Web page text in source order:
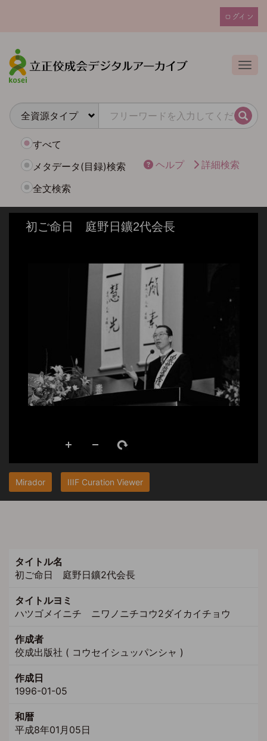
ン
テ
ン
ユ
カ
ウ
ト
ュ
ログイン
検索
すべて
メタデータ(目録)検索
全文検索
ヘルプ 詳細検索
Mirador IIIF Curation Viewer
タイトル名
初ご命日 庭野日鑛2代会長
タイトルヨミ
ハツゴメイニチ ニワノニチコウ2ダイカイチョウ
作成者
佼成出版社 ( コウセイシュッパンシャ )
作成日
1996-01-05
和暦
平成8年01月05日